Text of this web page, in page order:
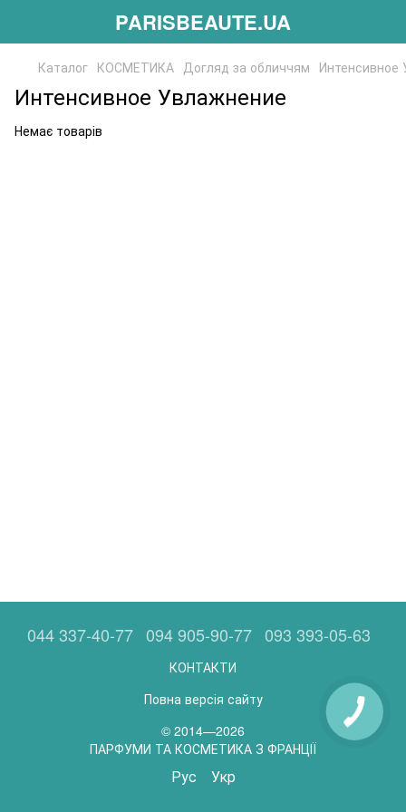
PARISBEAUTE.UA
Каталог КОСМЕТИКА Догляд за обличчям Интенсивное
Интенсивное Увлажнение
Немає товарів
044 337-40-77 094 905-90-77 093 393-05-63
КОНТАКТИ
Повна версія сайту
© 2014—2026
ПАРФУМИ ТА КОСМЕТИКА З ФРАНЦІЇ
Рус Укр